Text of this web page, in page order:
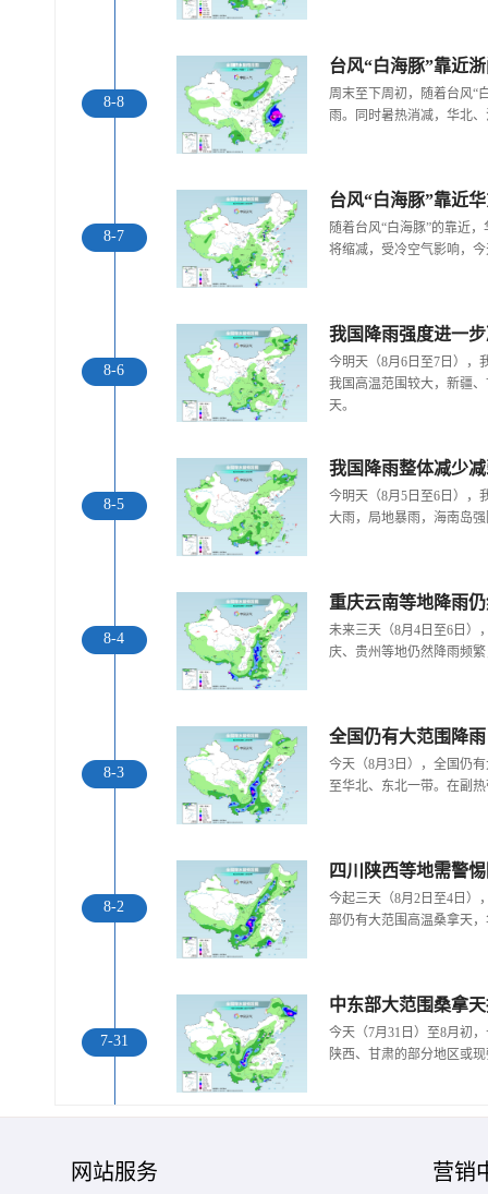
8-8
台风“白海豚”靠近
周末至下周初，随着台风“
雨。同时暑热消减，华北
8-7
随着台风“白海豚”的靠近
将缩减，受冷空气影响，
8-6
今明天（8月6日至7日），
我国高温范围较大，新疆
天。
8-5
我国降雨整体减少
今明天（8月5日至6日），
大雨，局地暴雨，海南岛
8-4
重庆云南等地降雨
未来三天（8月4日至6日）
庆、贵州等地仍然降雨频
8-3
全国仍有大范围降
今天（8月3日），全国仍
至华北、东北一带。在副
8-2
今起三天（8月2日至4日）
部仍有大范围高温桑拿天
7-31
中东部大范围桑拿
今天（7月31日）至8月初
陕西、甘肃的部分地区或
网站服务 营销